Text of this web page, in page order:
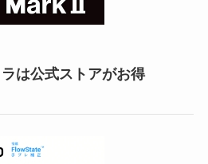
は公式ストアがお得